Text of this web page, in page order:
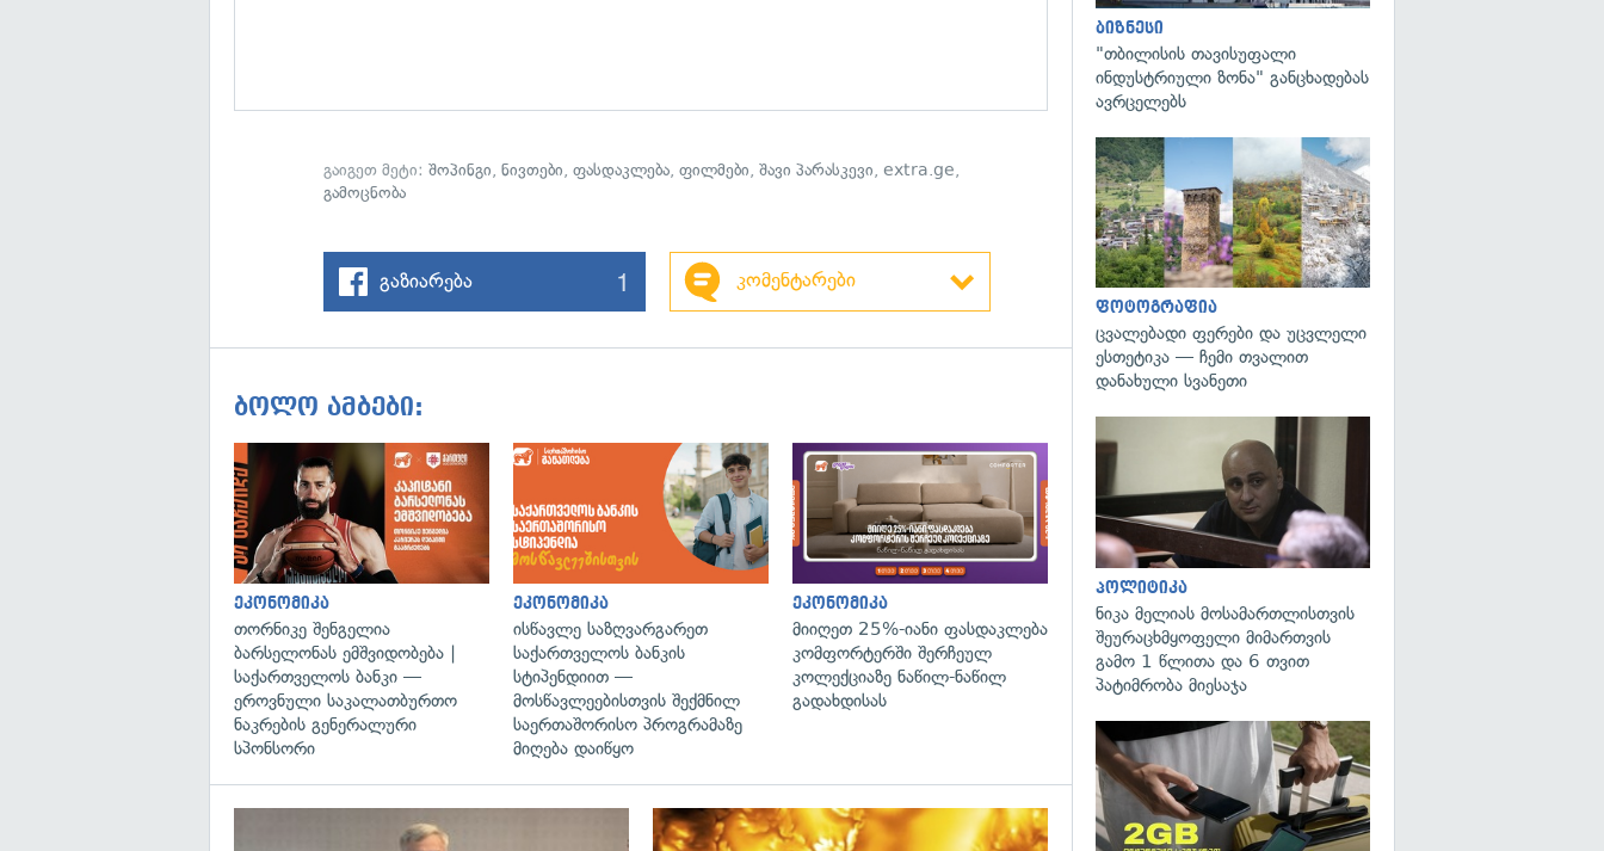
გაიგეთ მეტი:შოპინგი,ნივთები,ფასდაკლება,ფილმები,შავი პარასკევი,extra.ge,
გამოცნობა
გაზიარება 1 კომენტარები
ბოლო ამბები:
ეკონომიკა
თორნიკე შენგელია
ბარსელონას ემშვიდობება |
საქართველოს ბანკი —
ეროვნული საკალათბურთო
ნაკრების გენერალური
სპონსორი
ეკონომიკა
ისწავლე საზღვარგარეთ
საქართველოს ბანკის
სტიპენდიით —
მოსწავლეებისთვის შექმნილ
საერთაშორისო პროგრამაზე
მიღება დაიწყო
ეკონომიკა
მიიღეთ 25%-იანი ფასდაკლება
კომფორტერში შერჩეულ
კოლექციაზე ნაწილ-ნაწილ
გადახდისას
გადახედვა გადახედვა
ბიზნესი
"თბილისის თავისუფალი
ინდუსტრიული ზონა" განცხადებას
ავრცელებს
ფოტოგრაფია
ცვალებადი ფერები და უცვლელი
ესთეტიკა — ჩემი თვალით
დანახული სვანეთი
პოლიტიკა
ნიკა მელიას მოსამართლისთვის
შეურაცხმყოფელი მიმართვის
გამო 1 წლითა და 6 თვით
პატიმრობა მიესაჯა